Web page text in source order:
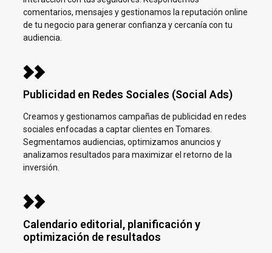
comentarios, mensajes y gestionamos la reputación online
de tu negocio para generar confianza y cercanía con tu
audiencia.
Publicidad en Redes Sociales (Social Ads)
Creamos y gestionamos campañas de publicidad en redes
sociales enfocadas a captar clientes en Tomares.
Segmentamos audiencias, optimizamos anuncios y
analizamos resultados para maximizar el retorno de la
inversión.
Calendario editorial, planificación y
optimización de resultados